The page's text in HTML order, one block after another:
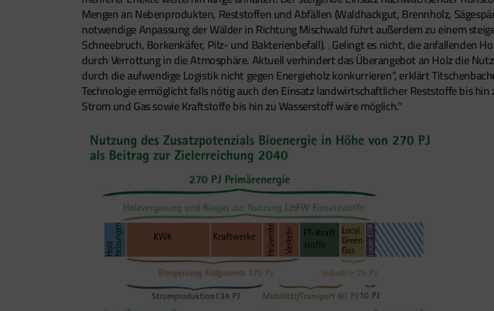
Mengen an Nebenprodukten, Reststoffen und Abfällen (Waldhackgut, Brennholz,
notwendige Anpassung der Wälder in Richtung Mischwald führt außerdem zu einem
Schneebruch, Borkenkäfer, Pilz- und Bakterienbefall). „Gelingt es nicht, die anfallenden
durch Verrottung in die Atmosphäre. Aktuell verhindert das Überangebot an Holz die
durch die aufwendige Logistik nicht gegen Energieholz konkurrieren“, erklärt
Technologie ermöglicht falls nötig auch den Einsatz landwirtschaftlicher Reststoffe bis
Strom und Gas sowie Kraftstoffe bis hin zu Wasserstoff wäre möglich.“